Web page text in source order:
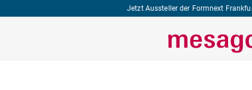
Jetzt Aussteller der Formnext